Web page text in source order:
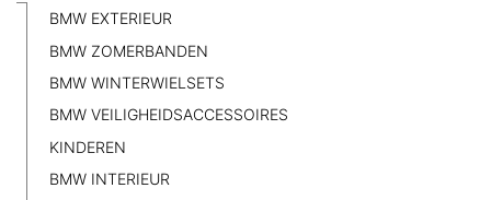
BMW EXTERIEUR
BMW ZOMERBANDEN
BMW WINTERWIELSETS
BMW VEILIGHEIDSACCESSOIRES
KINDEREN
BMW INTERIEUR